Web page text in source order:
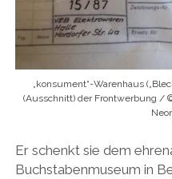
„konsument“-Warenhaus
(Ausschnitt) der Frontwerbung /
Er schenkt sie dem
Buchstabenmuseum in